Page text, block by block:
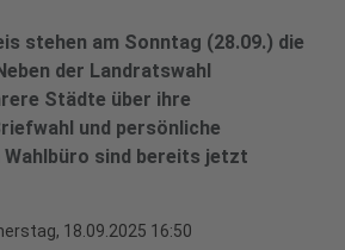
stehen am Sonntag (28.09.) die
der Landratswahl
Städte über ihre
und persönliche
Wahlbüro sind bereits jetzt
18.09.2025 16:50